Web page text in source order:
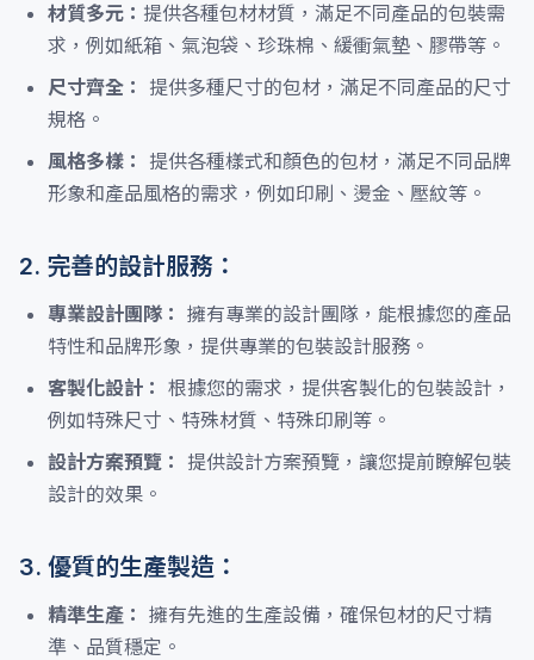
材質多元： 提供各種包材材質，滿足不同產品的包裝需
求，例如紙箱、氣泡袋、珍珠棉、緩衝氣墊、膠帶等。
尺寸齊全：
提供多種尺寸的包材，滿足不同產品的尺寸
規格。
風格多樣：
提供各種樣式和顏色的包材，滿足不同品牌
形象和產品風格的需求，例如印刷、燙金、壓紋等。
2. 完善的設計服務：
專業設計團隊： 擁有專業的設計團隊，能根據您的產品
特性和品牌形象，提供專業的包裝設計服務。
客製化設計： 根據您的需求，提供客製化的包裝設計，
例如特殊尺寸、特殊材質、特殊印刷等。
設計方案預覽：
提供設計方案預覽，讓您提前瞭解包裝
設計的效果。
3. 優質的生產製造：
精準生產： 擁有先進的生產設備，確保包材的尺寸精
準、品質穩定。